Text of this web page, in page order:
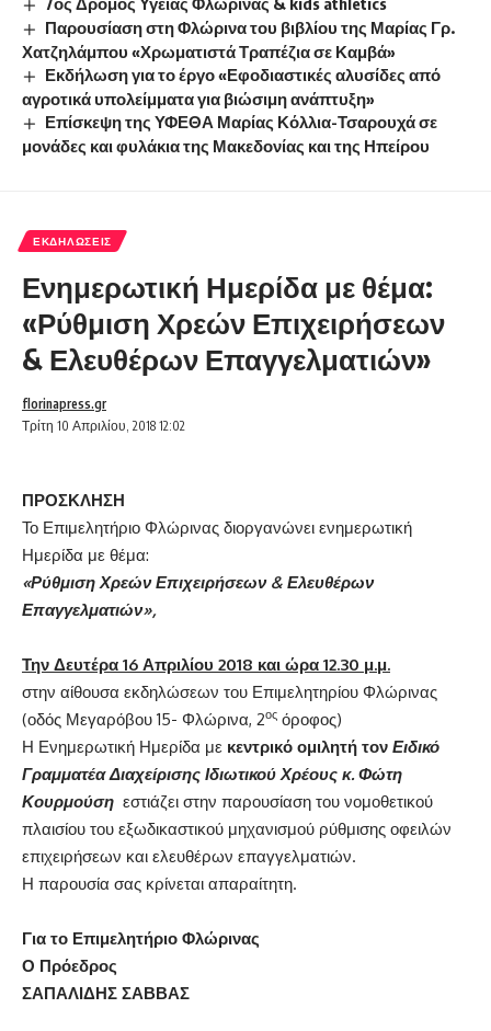
Παρουσίαση στη Φλώρινα του βιβλίου της Μαρίας Γρ.
Χατζηλάμπου «Χρωματιστά Τραπέζια σε Καμβά»
Εκδήλωση για το έργο «Εφοδιαστικές αλυσίδες από
αγροτικά υπολείμματα για βιώσιμη ανάπτυξη»
Επίσκεψη της ΥΦΕΘΑ Μαρίας Κόλλια-Τσαρουχά σε
μονάδες και φυλάκια της Μακεδονίας και της Ηπείρου
ΕΚΔΗΛΏΣΕΙΣ
Ενημερωτική Ημερίδα με θέμα:
«Ρύθμιση Χρεών Επιχειρήσεων
& Ελευθέρων Επαγγελματιών»
Τρίτη 10 Απριλίου, 2018 12:02
florinapress.gr
ΠΡΟΣΚΛΗΣΗ
Το Επιμελητήριο Φλώρινας διοργανώνει ενημερωτική
Ημερίδα με θέμα:
«Ρύθμιση Χρεών Επιχειρήσεων & Ελευθέρων
Επαγγελματιών»,
Την Δευτέρα 16 Απριλίου 2018 και ώρα 12.30 μ.μ.
στην αίθουσα εκδηλώσεων του Επιμελητηρίου Φλώρινας
(οδός Μεγαρόβου 15- Φλώρινα, 2ος όροφος)
Η Ενημερωτική Ημερίδα με κεντρικό ομιλητή τον Ειδικό
Γραμματέα Διαχείρισης Ιδιωτικού Χρέους κ. Φώτη
Κουρμούση εστιάζει στην παρουσίαση του νομοθετικού
πλαισίου του εξωδικαστικού μηχανισμού ρύθμισης οφειλών
επιχειρήσεων και ελευθέρων επαγγελματιών.
Η παρουσία σας κρίνεται απαραίτητη.
Για το Επιμελητήριο Φλώρινας
Ο Πρόεδρος
ΣΑΠΑΛΙΔΗΣ ΣΑΒΒΑΣ